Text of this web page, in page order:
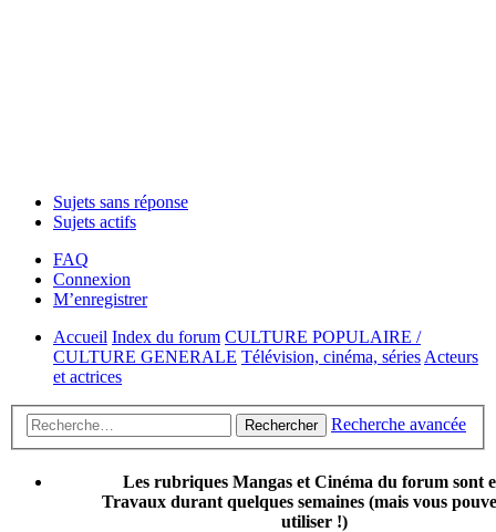
Sujets sans réponse
Sujets actifs
FAQ
Connexion
M’enregistrer
Accueil Index du forum CULTURE POPULAIRE /
CULTURE GENERALE Télévision, cinéma, séries Acteurs
et actrices
Rechercher Recherche avancée
Les rubriques Mangas et Cinéma du forum sont
Travaux durant quelques semaines (mais vous
utiliser !)